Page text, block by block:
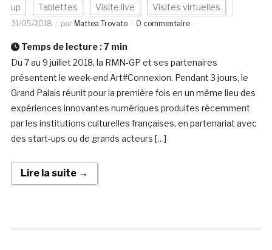
up Tablettes Visite live Visites virtuelles
31/05/2018 par Mattea Trovato 0 commentaire
Temps de lecture :7 min
Du 7 au 9 juillet 2018, la RMN-GP et ses partenaires
présentent le week-end Art#Connexion. Pendant 3 jours, le
Grand Palais réunit pour la première fois en un même lieu des
expériences innovantes numériques produites récemment
par les institutions culturelles françaises, en partenariat avec
des start-ups ou de grands acteurs […]
Lire la suite →